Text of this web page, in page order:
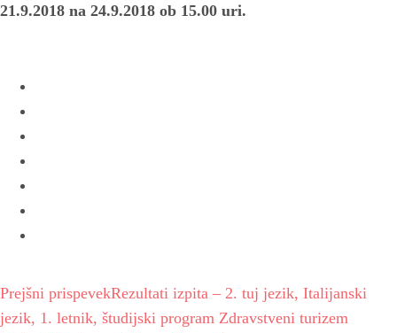
21.9.2018 na 24.9.2018 ob 15.00 uri.
Prejšni prispevekRezultati izpita – 2. tuj jezik, Italijanski
jezik, 1. letnik, študijski program Zdravstveni turizem